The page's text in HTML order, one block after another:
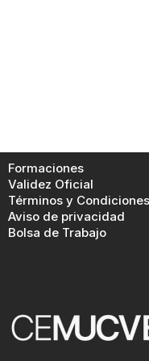
Formaciones
Validez Oficial
Términos y Condiciones
Aviso de privacidad
Bolsa de Trabajo